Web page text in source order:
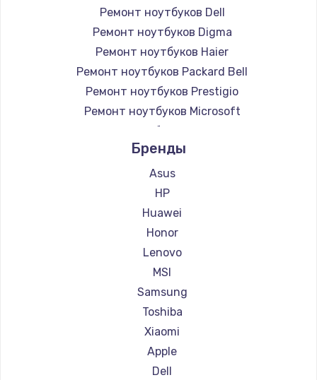
Ремонт ноутбуков Dell
Ремонт ноутбуков Digma
Ремонт ноутбуков Haier
Ремонт ноутбуков Packard Bell
Ремонт ноутбуков Prestigio
Ремонт ноутбуков Microsoft
Ремонт ноутбуков Alienware
Ремонт ноутбуков Aquarius
Ремонт ноутбуков Gigabyte
Ремонт ноутбуков Aorus
Ремонт ноутбуков Maibenben
Ремонт ноутбуков Getac
Ремонт ноутбуков Epson
Ремонт ноутбуков Philips
Ремонт ноутбуков LG
Ремонт ноутбуков Panasonic
Ремонт ноутбуков Irbis
Ремонт ноутбуков Thunderobot
Ремонт ноутбуков Hasee
Бренды
Asus
HP
Huawei
Honor
Lenovo
MSI
Samsung
Toshiba
Xiaomi
Apple
Dell